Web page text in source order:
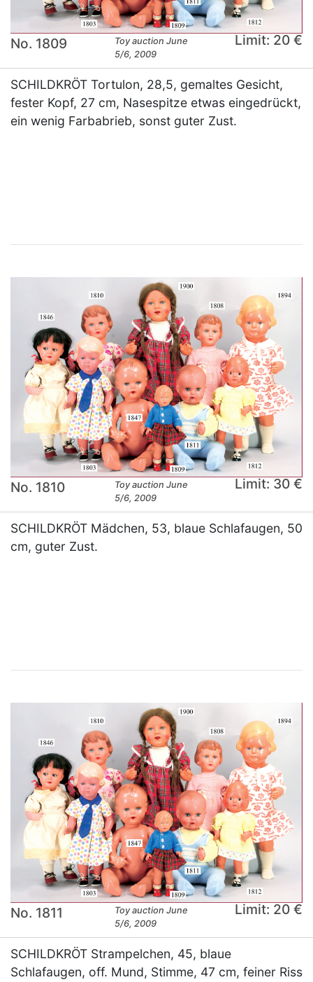
No. 1809
Toy auction June
5/6, 2009
Limit: 20 €
SCHILDKRÖT Tortulon, 28,5, gemaltes Gesicht,
fester Kopf, 27 cm, Nasespitze etwas eingedrückt,
ein wenig Farbabrieb, sonst guter Zust.
No. 1810
Toy auction June
5/6, 2009
Limit: 30 €
SCHILDKRÖT Mädchen, 53, blaue Schlafaugen, 50
cm, guter Zust.
No. 1811
Toy auction June
5/6, 2009
Limit: 20 €
SCHILDKRÖT Strampelchen, 45, blaue
Schlafaugen, off. Mund, Stimme, 47 cm, feiner Riss